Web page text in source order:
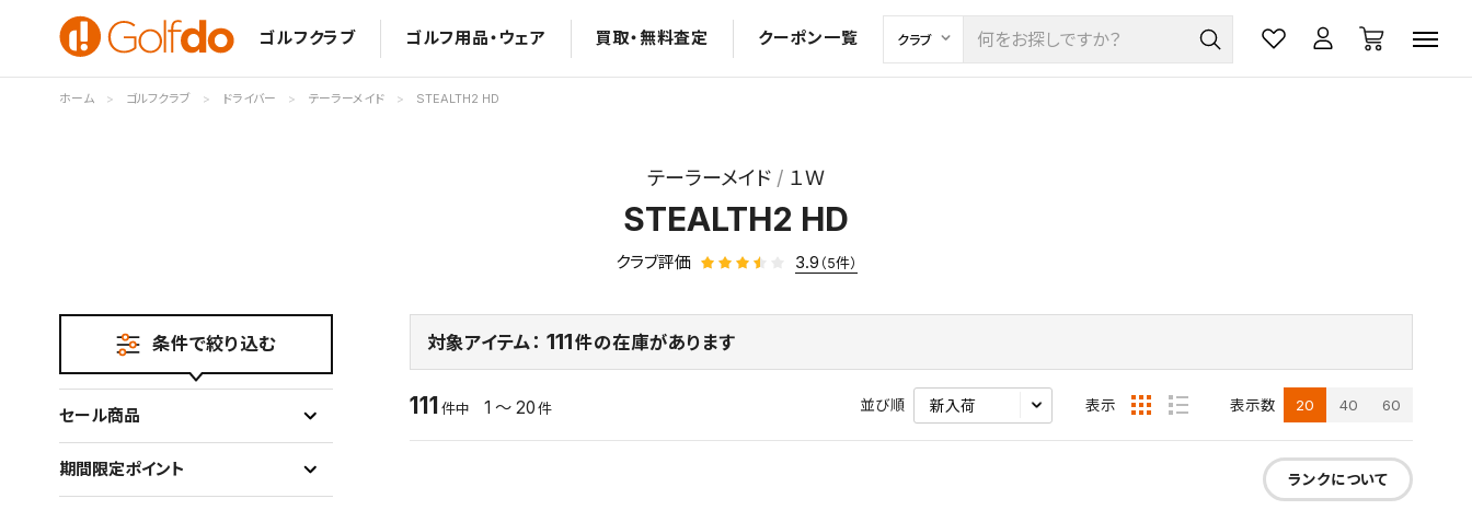
ゴルフクラブ ゴルフ用品・ウェア 買取・無料査定 クーポン一覧
ホーム ゴルフクラブ ドライバー テーラーメイド STEALTH2 HD
テーラーメイド １Ｗ
STEALTH2 HD
クラブ評価 3.9 （5件）
対象アイテム： 111件の在庫があります
111 件中 1 ～ 20 件 並び順 表示 表示数 20 40 60
ランクについて
条件で絞り込む
セール商品
期間限定ポイント